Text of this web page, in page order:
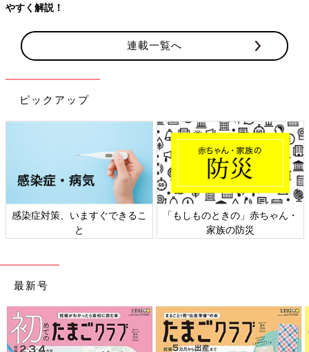
連載一覧へ
ピックアップ
ん・
日本外来小児科学会リーフレッ
六星占術 細木かおりさん
最新号